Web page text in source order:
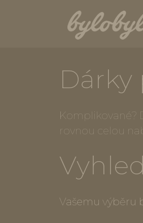
Dárky
Komplikované?
rovnou celou
Vašemu výběru